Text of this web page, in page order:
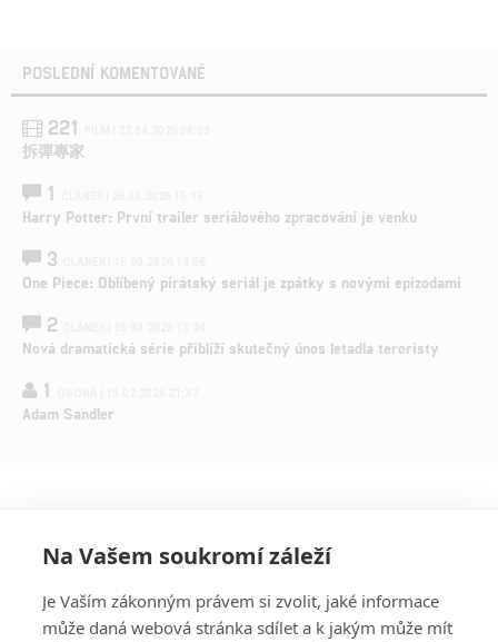
POSLEDNÍ KOMENTOVANÉ
221
拆彈專家
1
Harry Potter: První trailer seriálového zpracování je venku
3
One Piece: Oblíbený pirátský seriál je zpátky s novými epizodami
2
Nová dramatická série přiblíží skutečný únos letadla teroristy
1
Adam Sandler
Na Vašem soukromí záleží
Je Vaším zákonným právem si zvolit, jaké informace
může daná webová stránka sdílet a k jakým může mít